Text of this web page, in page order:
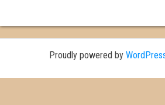
Proudly powered by